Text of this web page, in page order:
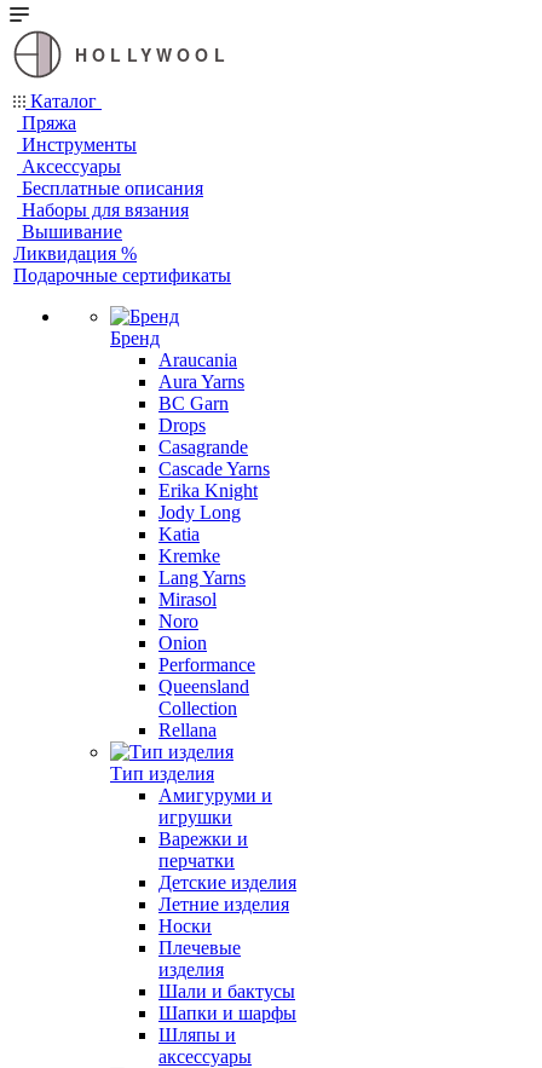
HOLLYWOOL
Каталог
Пряжа
Инструменты
Аксессуары
Бесплатные описания
Наборы для вязания
Вышивание
Ликвидация %
Подарочные сертификаты
Бренд
Araucania
Aura Yarns
BC Garn
Drops
Casagrande
Cascade Yarns
Erika Knight
Jody Long
Katia
Kremke
Lang Yarns
Mirasol
Noro
Onion
Performance
Queensland
Collection
Rellana
Тип изделия
Амигуруми и
игрушки
Варежки и
перчатки
Детские изделия
Летние изделия
Носки
Плечевые
изделия
Шали и бактусы
Шапки и шарфы
Шляпы и
аксессуары